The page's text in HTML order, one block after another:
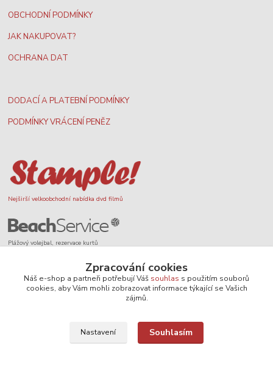
OBCHODNÍ PODMÍNKY
JAK NAKUPOVAT?
OCHRANA DAT
DODACÍ A PLATEBNÍ PODMÍNKY
PODMÍNKY VRÁCENÍ PENĚZ
Nejširší velkoobchodní nabídka dvd filmů
Plážový volejbal, rezervace kurtů
Zpracování cookies
Náš e-shop a partneři potřebují Váš souhlas s použitím souborů
cookies, aby Vám mohli zobrazovat informace týkající se Vašich
zájmů.
Nastavení Souhlasím